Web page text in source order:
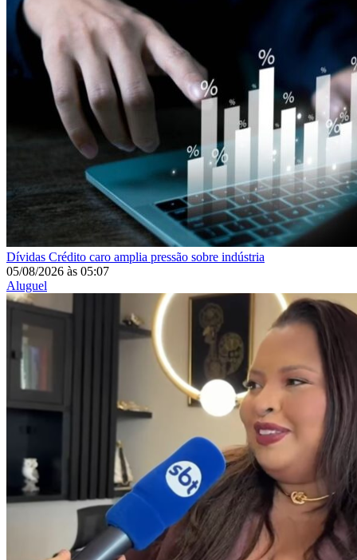
Dívidas Crédito caro amplia pressão sobre indústria
05/08/2026 às 05:07
Aluguel